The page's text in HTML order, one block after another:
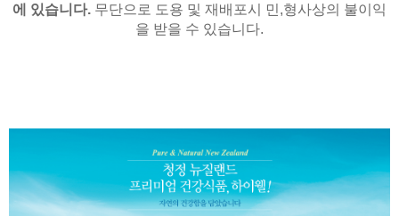
에 있습니다. 무단으로 도용 및 재배포시 민,형사상의 불이익
을 받을 수 있습니다.